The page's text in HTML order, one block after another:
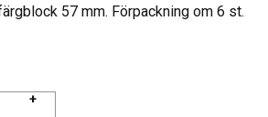
57 mm. Förpackning om 6 st.
+